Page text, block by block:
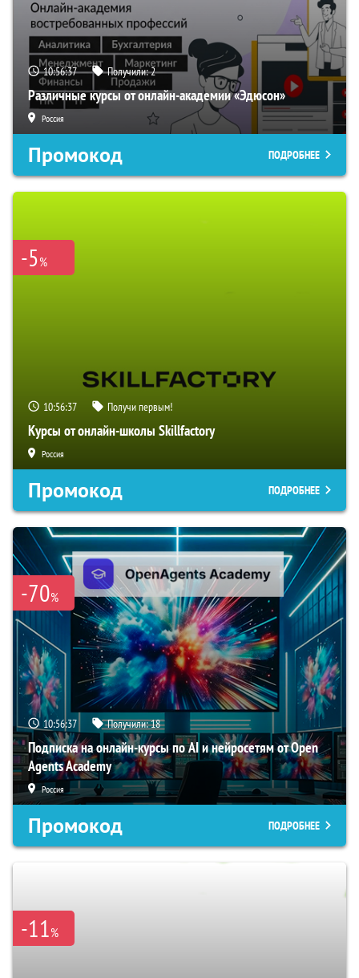
10:56:36 Получили:2
Различные курсы от онлайн-академии «Эдюсон»
Россия
Промокод ПОДРОБНЕЕ
-5%
10:56:36 Получи первым!
Курсы от онлайн-школы Skillfactory
Россия
Промокод ПОДРОБНЕЕ
-70%
10:56:36 Получили:18
Подписка на онлайн-курсы по AI и нейросетям от Open
Agents Academy
Россия
Промокод ПОДРОБНЕЕ
-11%